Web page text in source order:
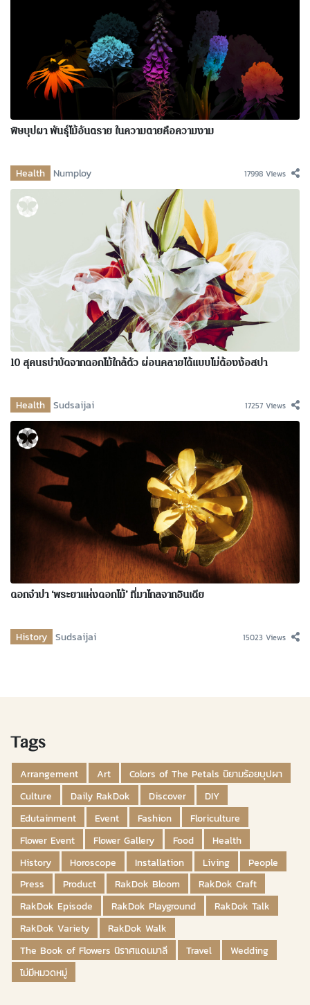
พิษบุปผา พันธุ์ไม้อันตราย ในความตายคือความงาม
Health Numploy 17998 Views
10 สุคนธบำบัดจากดอกไม้ใกล้ตัว ผ่อนคลายได้แบบไม่ต้องง้อสปา
Health Sudsaijai 17257 Views
ดอกจำปา ‘พระยาแห่งดอกไม้’ ที่มาไกลจากอินเดีย
History Sudsaijai 15023 Views
Tags
Arrangement Art
Colors of The Petals นิยามร้อยบุปผา
Culture
Daily RakDok Discover
DIY
Edutainment
Event Fashion
Floriculture
Flower Event
Flower Gallery Food
Health
History
Horoscope Installation Living
People
Press
Product RakDok Bloom
RakDok Craft
RakDok Episode
RakDok Playground
RakDok Talk
RakDok Variety
RakDok Walk
The Book of Flowers นิราศแดนมาลี
Travel
Wedding
ไม่มีหมวดหมู่